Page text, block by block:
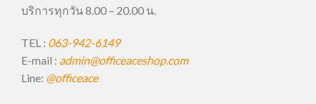
บริการทุกวัน 8.00 – 20.00 น.
TEL : 063-942-6149
E-mail : admin@officeaceshop.com
Line: @officeace